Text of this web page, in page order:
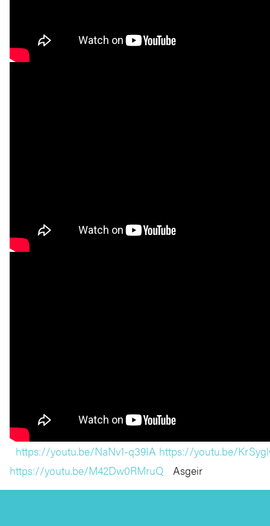
https://youtu.be/NaNv1-q39IA https://youtu.be/
https://youtu.be/M42Dw0RMruQ Asgeir